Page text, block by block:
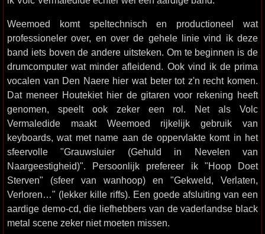
Weemoed komt speltechnisch en productioneel wat
professioneler over, en over de gehele linie vind ik deze
band iets boven de andere uitsteken. Om te beginnen is de
drumcomputer wat minder afleidend. Ook vind ik de prima
vocalen van Den Naere hier wat beter tot z'n recht komen.
Dat meneer Houtekiet hier de gitaren voor rekening heeft
genomen, speelt ook zeker een rol. Net als Volc
Vermaledide maakt Weemoed rijkelijk gebruik van
keyboards, wat met name aan de oppervlakte komt in het
sfeervolle "Grauwsluier (Gehuld in Nevelen van
Naargeestigheid)". Persoonlijk prefereer ik "Hoop Doet
Sterven" (sfeer van wanhoop) en "Gekweld, Verlaten,
Verloren…" (lekker kille riffs). Een goede afsluiting van een
aardige demo-cd, die liefhebbers van de vaderlandse black
metal scene zeker niet moeten missen.